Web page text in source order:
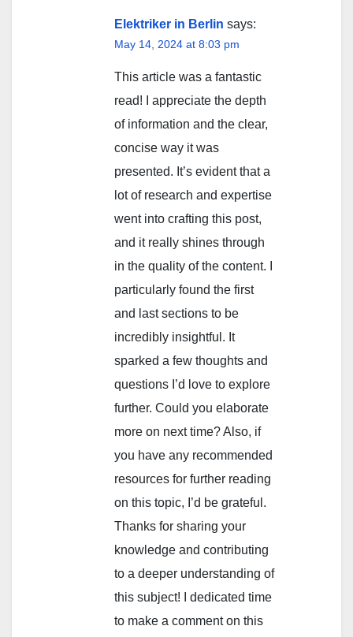
Elektriker in Berlin says:
May 14, 2024 at 8:03 pm
This article was a fantastic
read! I appreciate the depth
of information and the clear,
concise way it was
presented. It’s evident that a
lot of research and expertise
went into crafting this post,
and it really shines through
in the quality of the content. I
particularly found the first
and last sections to be
incredibly insightful. It
sparked a few thoughts and
questions I’d love to explore
further. Could you elaborate
more on next time? Also, if
you have any recommended
resources for further reading
on this topic, I’d be grateful.
Thanks for sharing your
knowledge and contributing
to a deeper understanding of
this subject! I dedicated time
to make a comment on this